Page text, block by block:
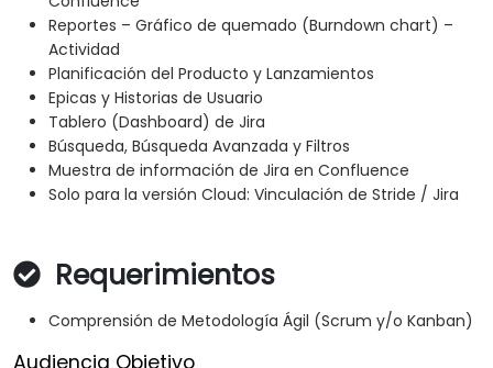
Reportes – Gráfico de quemado (Burndown chart) –
Actividad
Planificación del Producto y Lanzamientos
Epicas y Historias de Usuario
Tablero (Dashboard) de Jira
Búsqueda, Búsqueda Avanzada y Filtros
Muestra de información de Jira en Confluence
Solo para la versión Cloud: Vinculación de Stride / Jira
Requerimientos
Comprensión de Metodología Ágil (Scrum y/o Kanban)